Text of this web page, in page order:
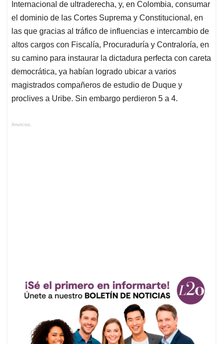
Internacional de ultraderecha, y, en Colombia, consumar
el dominio de las Cortes Suprema y Constitucional, en
las que gracias al tráfico de influencias e intercambio de
altos cargos con Fiscalía, Procuraduría y Contraloría, en
su camino para instaurar la dictadura perfecta con careta
democrática, ya habían logrado ubicar a varios
magistrados compañeros de estudio de Duque y
proclives a Uribe. Sin embargo perdieron 5 a 4.
Anuncios.